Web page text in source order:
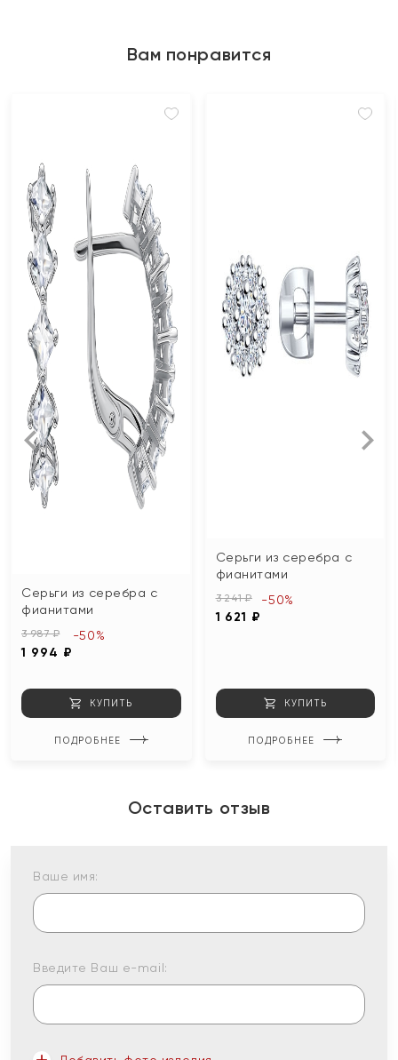
Вам понравится
Серьги из серебра с
фианитами
3 987 ₽
1 994 ₽
-50%
КУПИТЬ
ПОДРОБНЕЕ
Серьги из серебра с
фианитами
3 241 ₽
1 621 ₽
-50%
КУПИТЬ
ПОДРОБНЕЕ
Оставить отзыв
Ваше имя:
Введите Ваш e-mail: